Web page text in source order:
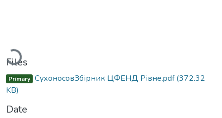
Loading...
Files
Primary СухоносовЗбірник ЦФЕНД Рівне.pdf(372.32
KB)
Date